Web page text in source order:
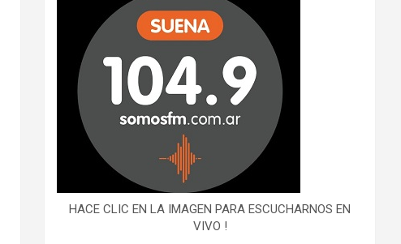
HACE CLIC EN LA IMAGEN PARA ESCUCHARNOS EN
VIVO !